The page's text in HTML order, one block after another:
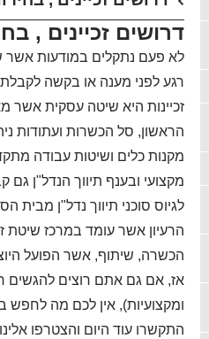
דרושים זכיינים ,
לא פעם נתקלים במודעות אשר
רגע לפני מענה או בקשה לקבלת
זכיינות היא שיטה עסקית אשר
הראשון, סל הכשרות ועתודות
מקנות כלים ושיטות עבודה
מקצועי ובענף תיווך הנדל"ן
לגיוס סוכני תיווך נדל"ן מבית
הרעיון אשר עומד במרכז שיטת
הכשרה, שיתוף, אשר הפועל
אז, אם גם אתם רוצים להגשים
ומקצועיות), אין לכם מה לחפש
התקשרו עוד היום והצטרפו